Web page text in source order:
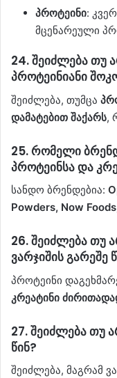
პროტეინი:
მცენარეული
24.შეიძლება თუ
პროტეინიანი
შეიძლება, თუმცა
დამატებით შაქარს,
25.რომელი
პროტეინსა და
სანდო ბრენდებია:
Powders, Now
26.შეიძლება თუ
ვარჯიშის გარეშე
პროტეინი
კრეატინი
27.შეიძლება თუ
წინ?
შეიძლება, მაგრამ